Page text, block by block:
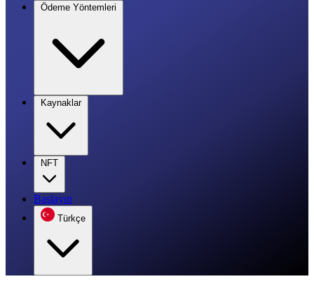
Ödeme Yöntemleri
Kaynaklar
NFT
Başlayın
Türkçe